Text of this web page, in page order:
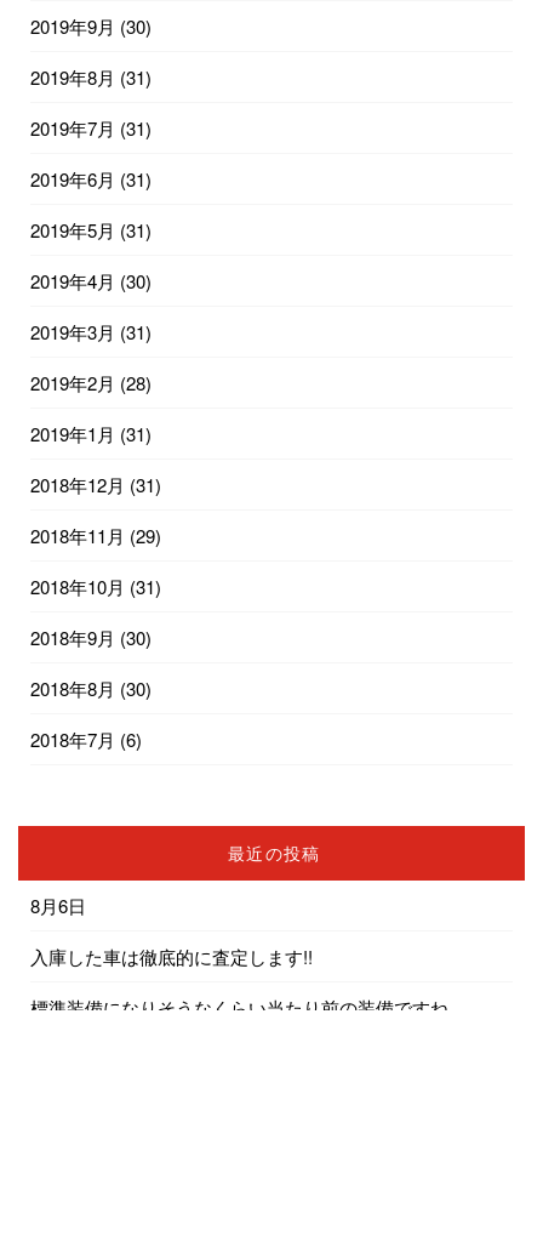
2019年9月 (30)
2019年8月 (31)
2019年7月 (31)
2019年6月 (31)
2019年5月 (31)
2019年4月 (30)
2019年3月 (31)
2019年2月 (28)
2019年1月 (31)
2018年12月 (31)
2018年11月 (29)
2018年10月 (31)
2018年9月 (30)
2018年8月 (30)
2018年7月 (6)
最近の投稿
8月6日
入庫した車は徹底的に査定します!!
標準装備になりそうなくらい当たり前の装備ですね